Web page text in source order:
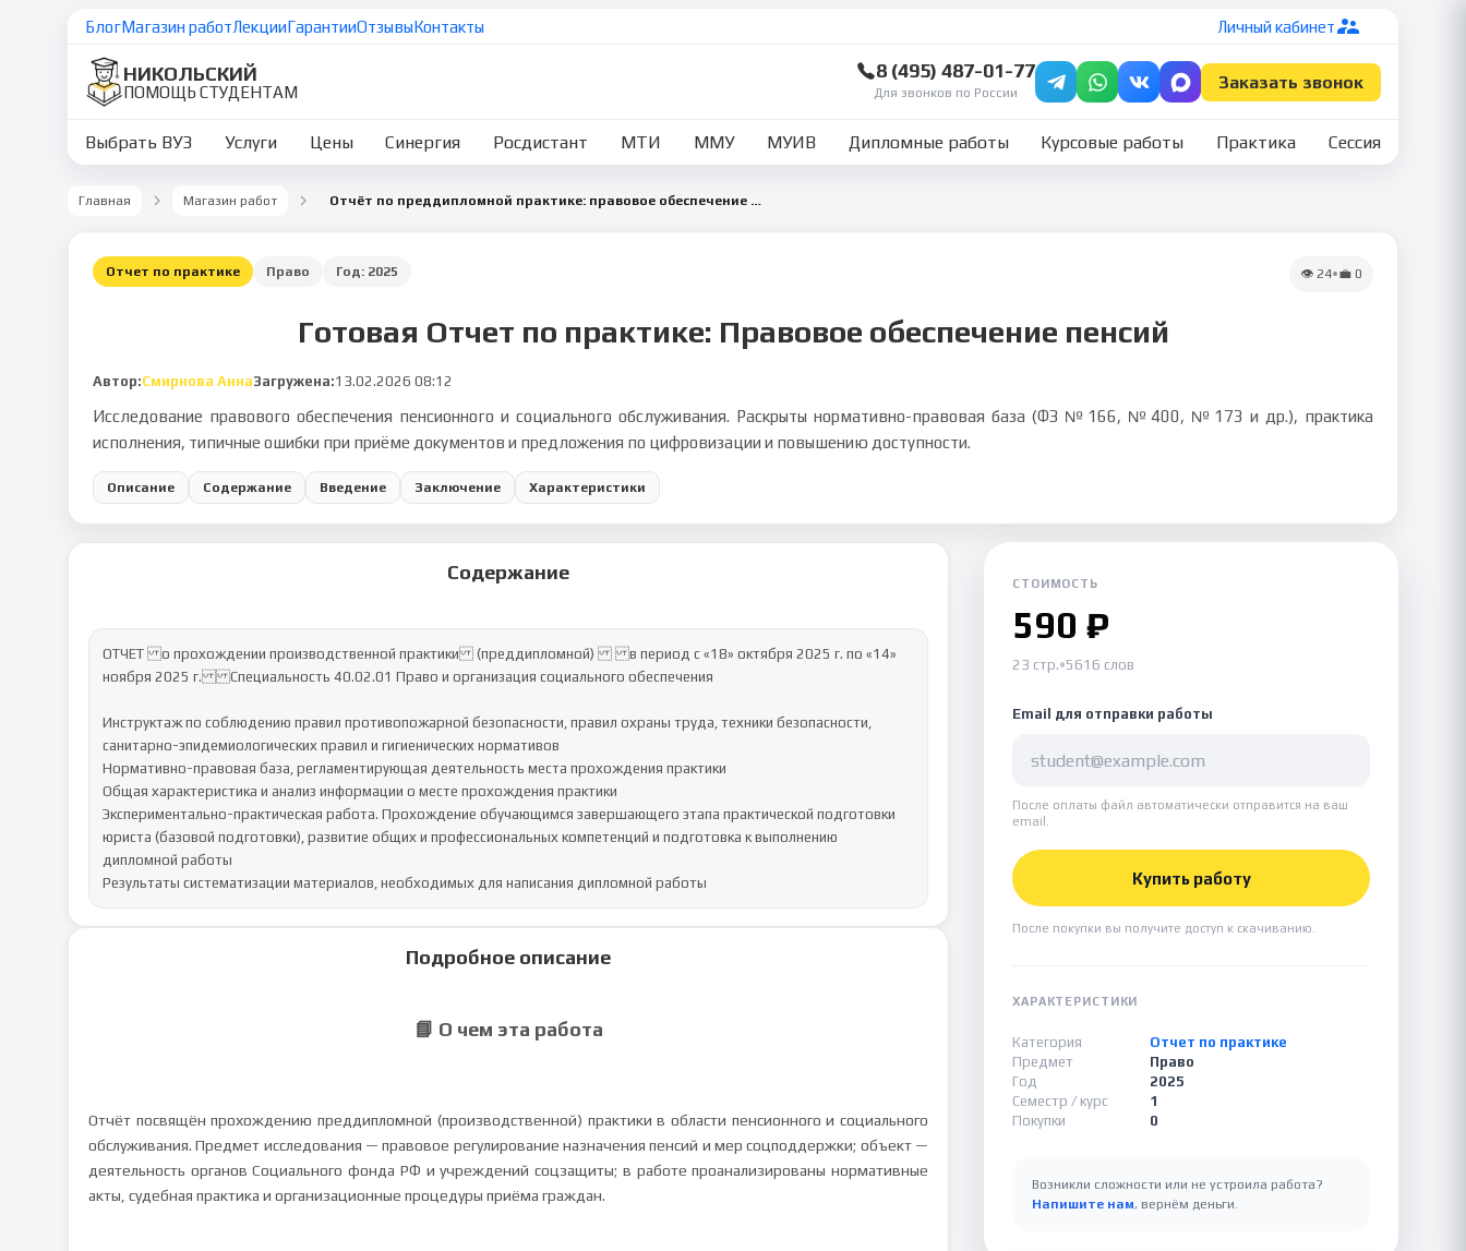
БлогМагазин работЛекцииГарантииОтзывыКонтакты Личный кабинет
НИКОЛЬСКИЙ
ПОМОЩЬ СТУДЕНТАМ
8 (495) 487-01-77
Для звонков по России
Заказать звонок
Выбрать ВУЗ Услуги Цены Синергия Росдистант МТИ ММУ МУИВ Дипломные работы Курсовые работы Практика Сессия
Главная Магазин работ Отчёт по преддипломной практике: правовое обеспечение пенсионного и социального обслуживания
Отчет по практике Право Год: 2025 👁 24•💼 0
Готовая Отчет по практике: Правовое обеспечение пенсий
Автор:Смирнова АннаЗагружена:13.02.2026 08:12
Исследование правового обеспечения пенсионного и социального обслуживания. Раскрыты нормативно-правовая база (ФЗ №166, №400, №173 и др.), практика
исполнения, типичные ошибки при приёме документов и предложения по цифровизации и повышению доступности.
Описание Содержание Введение Заключение Характеристики
Содержание
ОТЧЕТ о прохождении производственной практики (преддипломной)  в период с «18» октября 2025 г. по «14»
ноября 2025 г.Специальность 40.02.01 Право и организация социального обеспечения
Инструктаж по соблюдению правил противопожарной безопасности, правил охраны труда, техники безопасности,
санитарно-эпидемиологических правил и гигиенических нормативов
Нормативно-правовая база, регламентирующая деятельность места прохождения практики
Общая характеристика и анализ информации о месте прохождения практики
Экспериментально-практическая работа. Прохождение обучающимся завершающего этапа практической подготовки
юриста (базовой подготовки), развитие общих и профессиональных компетенций и подготовка к выполнению
дипломной работы
Результаты систематизации материалов, необходимых для написания дипломной работы
Подробное описание
📘 О чем эта работа
Отчёт посвящён прохождению преддипломной (производственной) практики в области пенсионного и социального
обслуживания. Предмет исследования — правовое регулирование назначения пенсий и мер соцподдержки; объект —
деятельность органов Социального фонда РФ и учреждений соцзащиты; в работе проанализированы нормативные
акты, судебная практика и организационные процедуры приёма граждан.
СТОИМОСТЬ
590 ₽
23 стр.•5616 слов
Email для отправки работы
После оплаты файл автоматически отправится на ваш
email.
Купить работу
После покупки вы получите доступ к скачиванию.
ХАРАКТЕРИСТИКИ
Категория
Отчет по практике
Предмет
Право
Год
2025
Семестр / курс
1
Покупки
0
Возникли сложности или не устроила работа?
Напишите нам, вернём деньги.